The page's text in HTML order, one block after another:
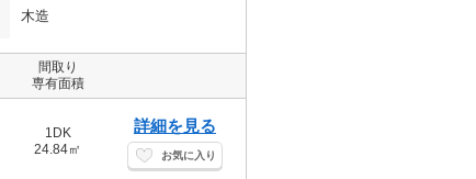
木造
間取り
専有面積
1DK
24.84㎡
詳細を見る
お気に入り